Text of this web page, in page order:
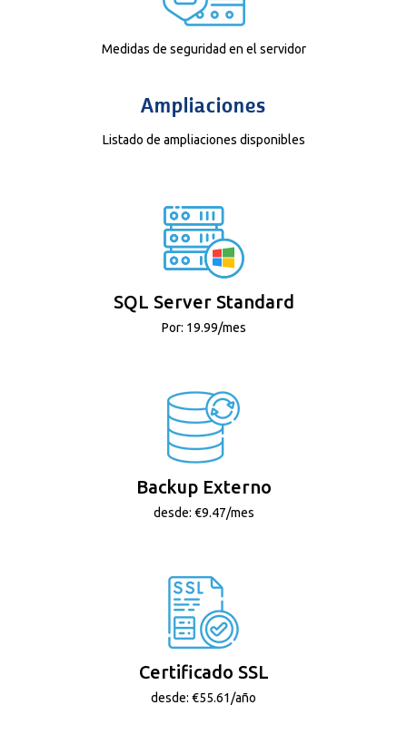
Medidas de seguridad en el servidor
Ampliaciones
Listado de ampliaciones disponibles
SQL Server Standard
Por: 19.99/mes
Backup Externo
desde: €9.47/mes
Certificado SSL
desde: €55.61/año